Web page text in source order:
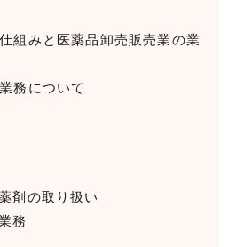
組みと医薬品卸売販売業の業
務について
剤の取り扱い
務